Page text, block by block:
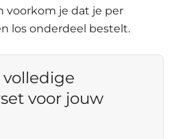
voorkom je dat je per
los onderdeel bestelt.
voor jouw